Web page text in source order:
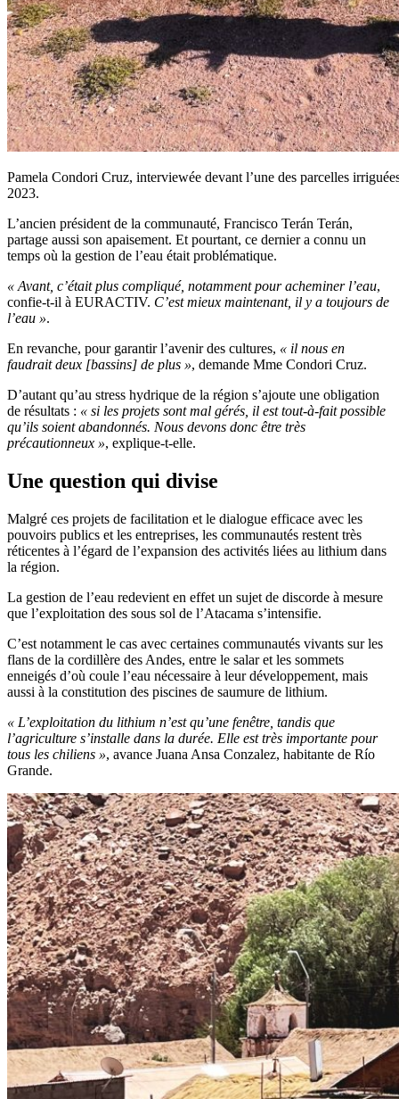
Pamela Condori Cruz, interviewée devant l’une des parcelles
2023.
L’ancien président de la communauté, Francisco Terán Terán,
partage aussi son apaisement. Et pourtant, ce dernier a connu un
temps où la gestion de l’eau était problématique.
« Avant, c’était plus compliqué, notamment pour acheminer l’eau,
confie-t-il à EURACTIV. C’est mieux maintenant, il y a toujours de
l’eau ».
En revanche, pour garantir l’avenir des cultures, « il nous en
faudrait deux [bassins] de plus », demande Mme Condori Cruz.
D’autant qu’au stress hydrique de la région s’ajoute une obligation
de résultats : « si les projets sont mal gérés, il est tout-à-fait possible
qu’ils soient abandonnés. Nous devons donc être très
précautionneux », explique-t-elle.
Une question qui divise
Malgré ces projets de facilitation et le dialogue efficace avec les
pouvoirs publics et les entreprises, les communautés restent très
réticentes à l’égard de l’expansion des activités liées au lithium dans
la région.
La gestion de l’eau redevient en effet un sujet de discorde à mesure
que l’exploitation des sous sol de l’Atacama s’intensifie.
C’est notamment le cas avec certaines communautés vivants sur les
flans de la cordillère des Andes, entre le salar et les sommets
enneigés d’où coule l’eau nécessaire à leur développement, mais
aussi à la constitution des piscines de saumure de lithium.
« L’exploitation du lithium n’est qu’une fenêtre, tandis que
l’agriculture s’installe dans la durée. Elle est très importante pour
tous les chiliens », avance Juana Ansa Conzalez, habitante de Río
Grande.